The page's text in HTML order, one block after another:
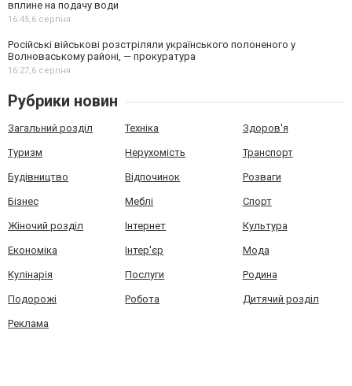
вплине на подачу води
16:45,6 серпня
Російські військові розстріляли українського полоненого у
Волноваському районі, — прокуратура
16:27,6 серпня
Рубрики новин
Загальний розділ Техніка Здоров'я
Туризм Нерухомість Транспорт
Будівництво Відпочинок Розваги
Бізнес Меблі Спорт
Жіночий розділ Інтернет Культура
Економіка Інтер'єр Мода
Кулінарія Послуги Родина
Подорожі Робота Дитячий розділ
Реклама